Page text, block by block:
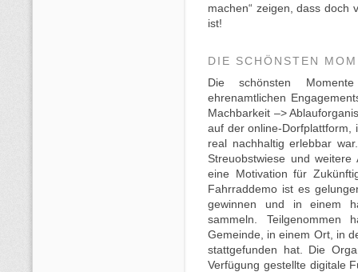
machen“ zeigen, dass doch
ist!
DIE SCHÖNSTEN
Die schönsten
ehrenamtlichen
Machbarkeit –>
auf der online-Dorfplattform,
real nachhaltig erlebbar
Streuobstwiese und
eine Motivation für
Fahrraddemo ist es
gewinnen und in einem
sammeln. Teilgenommen
Gemeinde, in einem Ort, in
stattgefunden hat. Die
Verfügung gestellte digitale